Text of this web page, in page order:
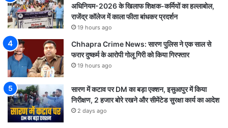
अधिनियम-2026 के खिलाफ शिक्षक-कर्मियों का हल्लाबोल,
राजेंद्र कॉलेज में काला फीता बांधकर प्रदर्शन
19 hours ago
Chhapra Crime News: सारण पुलिस ने एक साल से
फरार दुष्कर्म के आरोपी गोलू गिरी को किया गिरफ्तार
19 hours ago
सारण में कटाव पर DM का बड़ा एक्शन, इसुआपुर में किया
निरीक्षण, 2 हजार बोरे रखने और सीमेंटेड सुरक्षा कार्य का आदेश
2 days ago